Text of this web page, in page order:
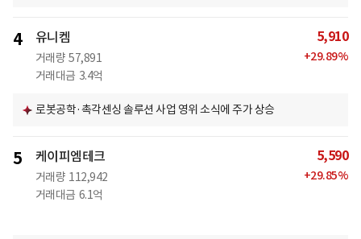
4 유니켐
거래량 57,891
거래대금 3.4억
5,910
+29.89%
로봇공학·촉각센싱 솔루션 사업 영위 소식에 주가 상승
5 케이피엠테크
거래량 112,942
거래대금 6.1억
5,590
+29.85%